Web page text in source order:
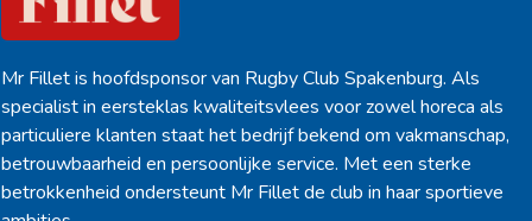
Mr Fillet is hoofdsponsor van Rugby Club Spakenburg. Als
specialist in eersteklas kwaliteitsvlees voor zowel horeca als
particuliere klanten staat het bedrijf bekend om vakmanschap,
betrouwbaarheid en persoonlijke service. Met een sterke
betrokkenheid ondersteunt Mr Fillet de club in haar sportieve